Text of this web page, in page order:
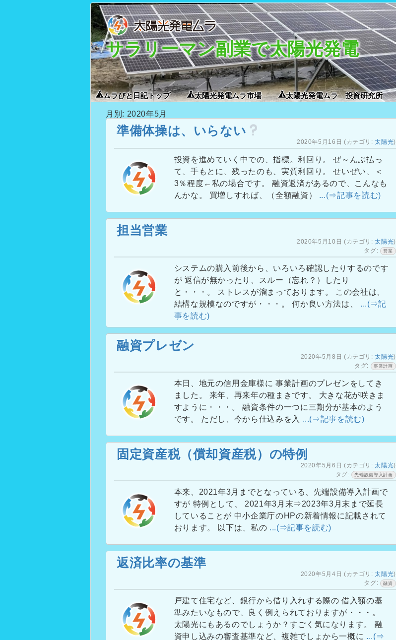
サラリーマン副業で太陽光発電
ムラびと日記トップ 太陽光発電ムラ市場 太陽光発電ムラ 投資研究所
月別: 2020年5月
準備体操は、いらない
2020年5月16日 (カテゴリ:太陽光)
投資を進めていく中での、指標。利回り。 ぜ～んぶ払っ
て、手もとに、残ったのも、実質利回り。 せいぜい、＜
3％程度←私の場合です。 融資返済があるので、こんなも
んかな。 買増しすれば、（全額融資） ...(⇒記事を読む)
担当営業
2020年5月10日 (カテゴリ:太陽光)
タグ:
営業
システムの購入前後から、いろいろ確認したりするのです
が 返信が無かったり、スルー（忘れ？）したり
と・・・。 ストレスが溜まっております。 この会社は、
結構な規模なのですが・・・。 何か良い方法は、 ...(⇒記
事を読む)
融資プレゼン
2020年5月8日 (カテゴリ:太陽光)
タグ:
事業計画
本日、地元の信用金庫様に 事業計画のプレゼンをしてき
ました。 来年、再来年の種まきです。 大きな花が咲きま
すように・・・。 融資条件の一つに三期分が基本のよう
です。 ただし、今から仕込みを入 ...(⇒記事を読む)
固定資産税（償却資産税）の特例
2020年5月6日 (カテゴリ:太陽光)
タグ:
先端設備導入計画
本来、2021年3月までとなっている、先端設備導入計画で
すが 特例として、 2021年3月末⇒2023年3月末まで延長
していることが 中小企業庁のHPの新着情報に記載されて
おります。 以下は、私の ...(⇒記事を読む)
返済比率の基準
2020年5月4日 (カテゴリ:太陽光)
タグ:
融資
戸建て住宅など、銀行から借り入れする際の 借入額の基
準みたいなもので、良く例えられておりますが・・・。
太陽光にもあるのでしょうか？すごく気になります。 融
資申し込みの審査基準など、複雑でしょから一概に ...(⇒